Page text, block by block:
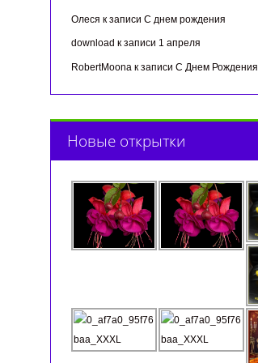
Олеся к записи С днем рождения
download к записи 1 апреля
RobertMoonaк записи С Днем Рождения
Новые открытки